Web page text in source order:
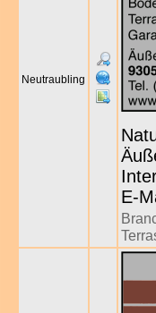
Neutraubling
E-